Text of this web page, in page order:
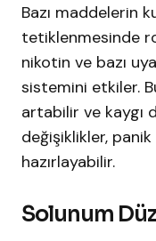
Bazı maddelerin
tetiklenmesinde
nikotin ve bazı
sistemini etkiler.
artabilir ve kaygı
değişiklikler,
hazırlayabilir.​
Solunum